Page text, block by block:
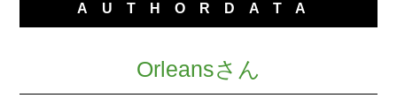
AUTHORDATA
Orleansさん